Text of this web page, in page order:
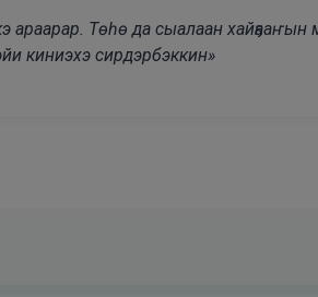
араарар. Төһө да сыалаан
киниэхэ сирдэрбэккин»